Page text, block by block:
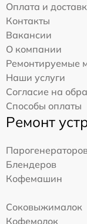
Оплата и
Контакты
Вакансии
О компании
Ремонтируемые
Наши услуги
Согласие на
Способы оплаты
Ремонт
Блендеров
Кофемашин
Соковыжималок
Кофемолок